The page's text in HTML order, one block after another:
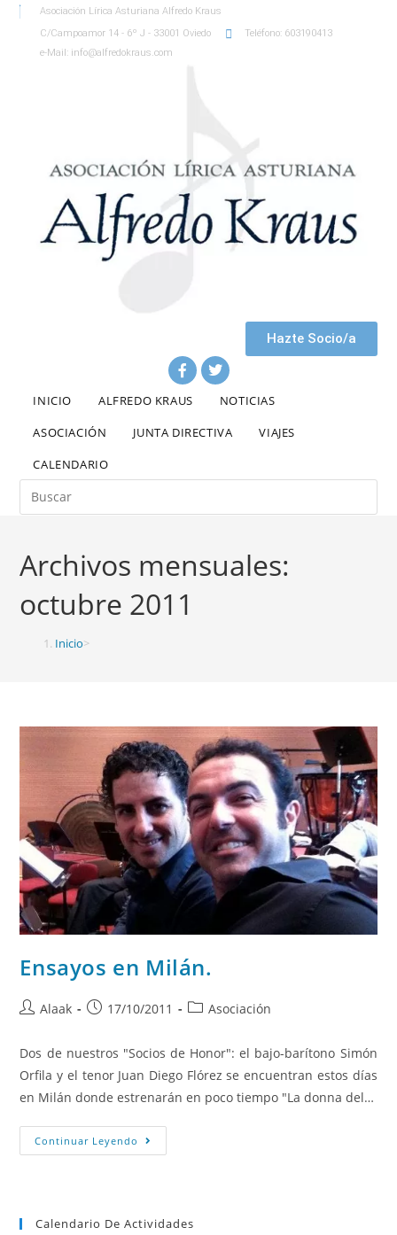
Asociación Lírica Asturiana Alfredo Kraus
C/Campoamor 14 - 6º J - 33001 Oviedo
Teléfono: 603190413
e-Mail: info@alfredokraus.com
Hazte Socio/a
INICIO ALFREDO KRAUS
NOTICIAS
ASOCIACIÓN
JUNTA DIRECTIVA
VIAJES
CALENDARIO
Archivos mensuales:
octubre 2011
Inicio>
Ensayos en Milán.
Alaak 17/10/2011 Asociación
Dos de nuestros "Socios de Honor": el bajo-barítono Simón
Orfila y el tenor Juan Diego Flórez se encuentran estos días
en Milán donde estrenarán en poco tiempo "La donna del…
Continuar Leyendo
Calendario De Actividades